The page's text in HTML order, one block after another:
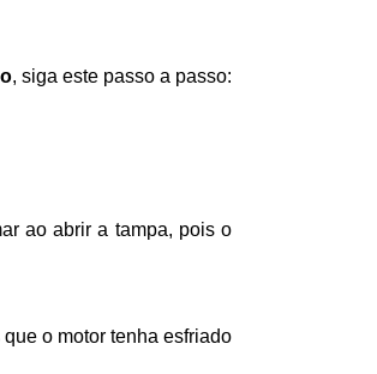
, siga este passo a passo: